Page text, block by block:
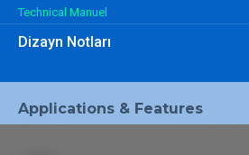
Technical Manuel
Dizayn Notları
Applications & Features